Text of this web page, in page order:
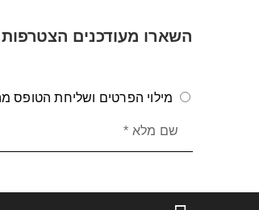
השארו מעודכנים הצטרפות
מילוי הפרטים ושליחת הטופס